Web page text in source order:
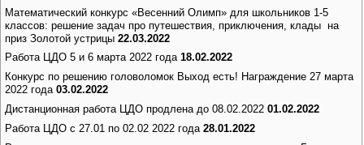
Математический конкурс «Весенний Олимп» для школьников 1-5
классов: решение задач про путешествия, приключения, клады на
приз Золотой устрицы 22.03.2022
Работа ЦДО 5 и 6 марта 2022 года 18.02.2022
Конкурс по решению головоломок Выход есть! Награждение 27 марта
2022 года 03.02.2022
Дистанционная работа ЦДО продлена до 08.02.2022 01.02.2022
Работа ЦДО с 27.01 по 02.02 2022 года 28.01.2022